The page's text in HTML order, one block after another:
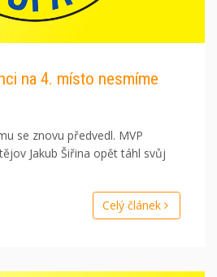
na 4. místo nesmíme
se znovu předvedl. MVP
Jakub Šiřina opět táhl svůj
Celý článek